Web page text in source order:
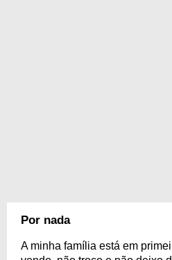
Por nada
A minha família está em